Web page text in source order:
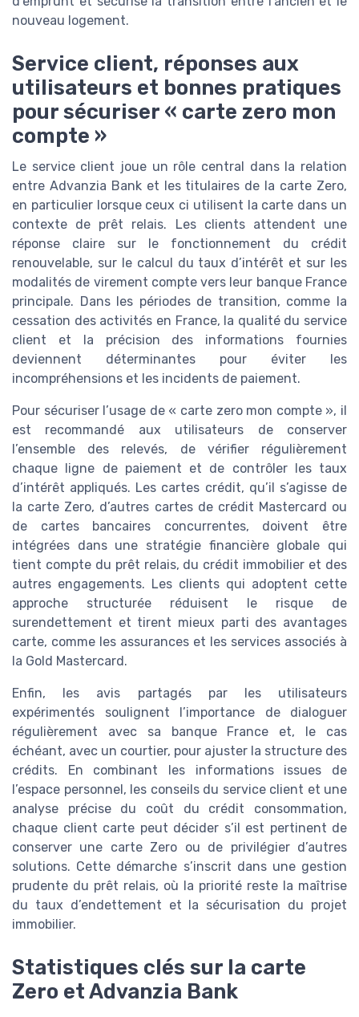
nouveau logement.
Service client, réponses aux
utilisateurs et bonnes pratiques
pour sécuriser « carte zero mon
compte »
Le service client joue un rôle central dans la relation
entre Advanzia Bank et les titulaires de la carte Zero,
en particulier lorsque ceux ci utilisent la carte dans un
contexte de prêt relais. Les clients attendent une
réponse claire sur le fonctionnement du crédit
renouvelable, sur le calcul du taux d’intérêt et sur les
modalités de virement compte vers leur banque France
principale. Dans les périodes de transition, comme la
cessation des activités en France, la qualité du service
client et la précision des informations fournies
deviennent déterminantes pour éviter les
incompréhensions et les incidents de paiement.
Pour sécuriser l’usage de « carte zero mon compte », il
est recommandé aux utilisateurs de conserver
l’ensemble des relevés, de vérifier régulièrement
chaque ligne de paiement et de contrôler les taux
d’intérêt appliqués. Les cartes crédit, qu’il s’agisse de
la carte Zero, d’autres cartes de crédit Mastercard ou
de cartes bancaires concurrentes, doivent être
intégrées dans une stratégie financière globale qui
tient compte du prêt relais, du crédit immobilier et des
autres engagements. Les clients qui adoptent cette
approche structurée réduisent le risque de
surendettement et tirent mieux parti des avantages
carte, comme les assurances et les services associés à
la Gold Mastercard.
Enfin, les avis partagés par les utilisateurs
expérimentés soulignent l’importance de dialoguer
régulièrement avec sa banque France et, le cas
échéant, avec un courtier, pour ajuster la structure des
crédits. En combinant les informations issues de
l’espace personnel, les conseils du service client et une
analyse précise du coût du crédit consommation,
chaque client carte peut décider s’il est pertinent de
conserver une carte Zero ou de privilégier d’autres
solutions. Cette démarche s’inscrit dans une gestion
prudente du prêt relais, où la priorité reste la maîtrise
du taux d’endettement et la sécurisation du projet
immobilier.
Statistiques clés sur la carte
Zero et Advanzia Bank